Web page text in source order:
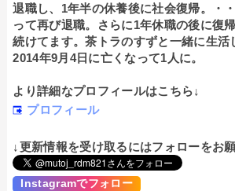
退職し、1年半の休養後に社会復帰。・
って再び退職。さらに1年休職の後に復
続けてます。茶トラのすずと一緒に生活
2014年9月4日に亡くなって1人に。
より詳細なプロフィールはこちら↓
プロフィール
↓更新情報を受け取るにはフォローをお
Instagramでフォロー